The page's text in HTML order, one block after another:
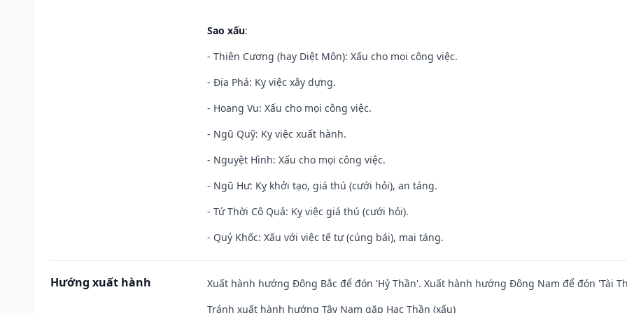
Sao xấu:
- Thiên Cương (hay Diệt Môn): Xấu cho mọi công việc.
- Địa Phá: Kỵ việc xây dựng.
- Hoang Vu: Xấu cho mọi công việc.
- Ngũ Quỹ: Kỵ việc xuất hành.
- Nguyệt Hình: Xấu cho mọi công việc.
- Ngũ Hư: Kỵ khởi tạo, giá thú (cưới hỏi), an táng.
- Tứ Thời Cô Quả: Kỵ việc giá thú (cưới hỏi).
- Quỷ Khốc: Xấu với việc tế tự (cúng bái), mai táng.
Hướng xuất hành
Xuất hành hướng Đông Bắc để đón 'Hỷ Thần'. Xuất hành hướng Đông Nam để đón 'Tài
Tránh xuất hành hướng Tây Nam gặp Hạc Thần (xấu)